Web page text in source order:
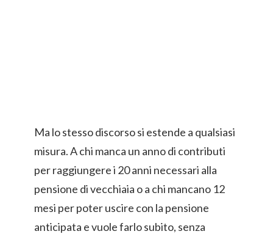
Ma lo stesso discorso si estende a qualsiasi
misura. A chi manca un anno di contributi
per raggiungere i 20 anni necessari alla
pensione di vecchiaia o a chi mancano 12
mesi per poter uscire con la pensione
anticipata e vuole farlo subito, senza